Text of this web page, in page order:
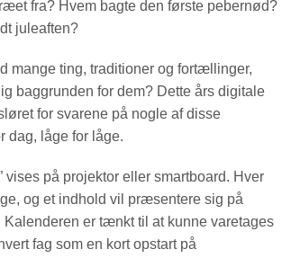
fra? Hvem bagte den første pebernød?
juleaften?
mange ting, traditioner og fortællinger,
baggrunden for dem? Dette års digitale
for svarene på nogle af disse
dag, låge for låge.
vises på projektor eller smartboard. Hver
og et indhold vil præsentere sig på
er tænkt til at kunne varetages
fag som en kort opstart på